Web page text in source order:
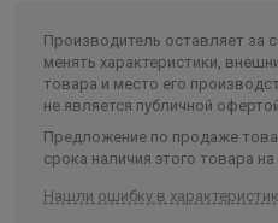
Производитель оставляет за
менять характеристики,
товара и место его
не является публичной
Предложение по продаже
срока наличия этого товара на
Нашли ошибку в